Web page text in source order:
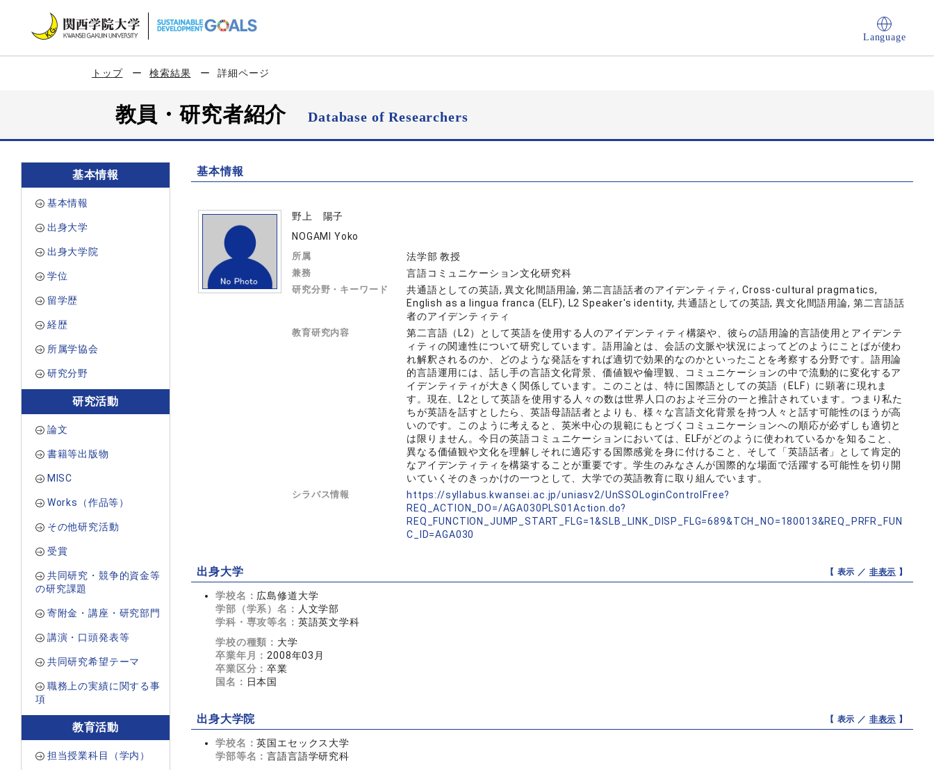
Language
トップ 検索結果 詳細ページ
教員・研究者紹介Database of Researchers
基本情報
基本情報
出身大学
出身大学院
学位
留学歴
経歴
所属学協会
研究分野
研究活動
論文
書籍等出版物
MISC
Works（作品等）
その他研究活動
受賞
共同研究・競争的資金等
の研究課題
寄附金・講座・研究部門
講演・口頭発表等
共同研究希望テーマ
職務上の実績に関する事
項
教育活動
担当授業科目（学内）
基本情報
野上 陽子
NOGAMI Yoko
所属 法学部 教授
兼務 言語コミュニケーション文化研究科
研究分野・キーワード
共通語としての英語, 異文化間語用論, 第二言語話者のアイデンティティ, Cross-cultural pragmatics,
English as a lingua franca (ELF), L2 Speaker's identity, 共通語としての英語, 異文化間語用論, 第二言語話
者のアイデンティティ
教育研究内容
第二言語（L2）として英語を使用する人のアイデンティティ構築や、彼らの語用論的言語使用とアイデンテ
ィティの関連性について研究しています。語用論とは、会話の文脈や状況によってどのようにことばが使わ
れ解釈されるのか、どのような発話をすれば適切で効果的なのかといったことを考察する分野です。語用論
的言語運用には、話し手の言語文化背景、価値観や倫理観、コミュニケーションの中で流動的に変化するア
イデンティティが大きく関係しています。このことは、特に国際語としての英語（ELF）に顕著に現れま
す。現在、L2として英語を使用する人々の数は世界人口のおよそ三分の一と推計されています。つまり私た
ちが英語を話すとしたら、英語母語話者とよりも、様々な言語文化背景を持つ人々と話す可能性のほうが高
いのです。このように考えると、英米中心の規範にもとづくコミュニケーションへの順応が必ずしも適切と
は限りません。今日の英語コミュニケーションにおいては、ELFがどのように使われているかを知ること、
異なる価値観や文化を理解しそれに適応する国際感覚を身に付けること、そして「英語話者」として肯定的
なアイデンティティを構築することが重要です。学生のみなさんが国際的な場面で活躍する可能性を切り開
いていくそのきっかけの一つとして、大学での英語教育に取り組んでいます。
シラバス情報
https://syllabus.kwansei.ac.jp/uniasv2/UnSSOLoginControlFree?
REQ_ACTION_DO=/AGA030PLS01Action.do?
REQ_FUNCTION_JUMP_START_FLG=1&SLB_LINK_DISP_FLG=689&TCH_NO=180013&REQ_PRFR_FUN
C_ID=AGA030
出身大学 【 表示 ／ 非表示 】
学校名： 広島修道大学
学部（学系）名： 人文学部
学科・専攻等名： 英語英文学科
学校の種類： 大学
卒業年月： 2008年03月
卒業区分：卒業
国名： 日本国
出身大学院 【 表示 ／ 非表示 】
学校名：英国エセックス大学
学部等名：言語言語学研究科